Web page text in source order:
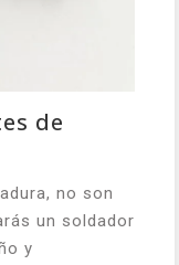
de
no son
un soldador
y